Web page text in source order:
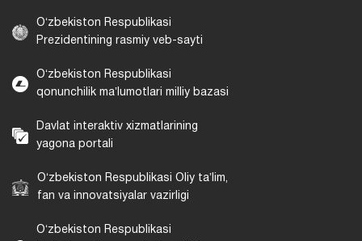
Oʻzbekiston Respublikasi
Prezidentining rasmiy veb-sayti
Oʻzbekiston Respublikasi
qonunchilik maʼlumotlari milliy bazasi
Davlat interaktiv xizmatlarining
yagona portali
Oʻzbekiston Respublikasi Oliy taʼlim,
fan va innovatsiyalar vazirligi
Oʻzbekiston Respublikasi